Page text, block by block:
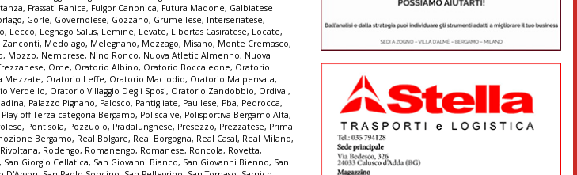
, Frassati Ranica, Fulgor Canonica, Futura Madone, Galbiatese
, Gorle, Governolese, Gozzano, Grumellese, Interseriatese,
, Lecco, Legnago Salus, Lemine, Levate, Libertas Casiratese, Locate,
Zanconti, Medolago, Melegnano, Mezzago, Misano, Monte Cremasco,
, Mozzo, Nembrese, Nino Ronco, Nuova Atletic Almenno, Nuova
, Ome, Oratorio Albino, Oratorio Boccaleone, Oratorio
Mezzate, Oratorio Leffe, Oratorio Maclodio, Oratorio Malpensata,
Verdello, Oratorio Villaggio Degli Sposi, Oratorio Zandobbio, Ordival,
, Palazzo Pignano, Palosco, Pantigliate, Paullese, Pba, Pedrocca,
Play-off Terza categoria Bergamo, Poliscalve, Polisportiva Bergamo Alta,
, Pontisola, Pozzuolo, Pradalunghese, Presezzo, Prezzatese, Prima
Bergamo, Real Bolgare, Real Borgogna, Real Casal, Real Milano,
Rivoltana, Rodengo, Romanengo, Romanese, Roncola, Rovetta,
, San Giorgio Cellatica, San Giovanni Bianco, San Giovanni Bienno, San